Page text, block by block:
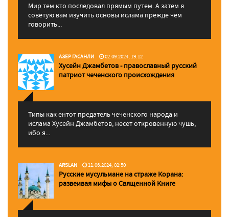
Мир тем кто последовал прямым путем. А затем я
советую вам изучить основы ислама прежде чем
говорить...
АЗЕР ГАСАНЛИ 02.09.2024, 19:12
Хусейн Джамбетов - православный русский
патриот чеченского происхождения
Типы как ентот предатель чеченского народа и
ислама Хусейн Джамбетов, несет откровенную чушь,
ибо я...
ARSLAN 11.06.2024, 02:50
Русские мусульмане на страже Корана:
pазвеивая мифы о Священной Книге